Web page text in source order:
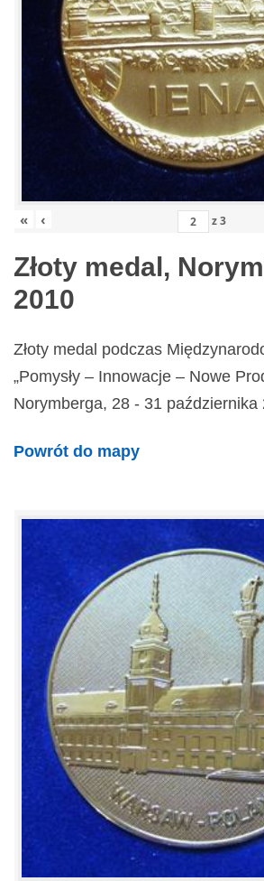
« ‹ z3
Złoty medal,
2010
Złoty medal podczas
„Pomysły – Innowacje – Nowe
Norymberga, 28 - 31 października
Powrót do mapy